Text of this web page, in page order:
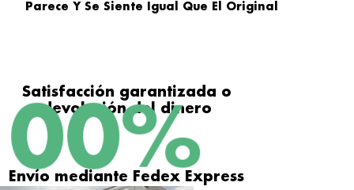
Parece Y Se Siente Igual Que El Original
Satisfacción garantizada o
devolución del dinero
%
Envío mediante Fedex Express